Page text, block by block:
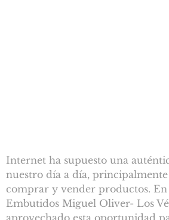
Internet ha supuesto una
nuestro día a día,
comprar y vender productos. En
Embutidos Miguel Oliver- Los
aprovechado esta oportunidad